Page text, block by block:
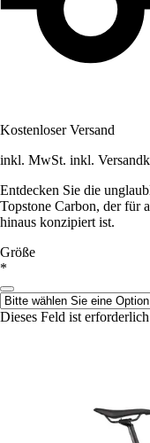
Kostenloser Versand
inkl. MwSt. inkl.
Entdecken Sie die
Topstone Carbon, der für
hinaus konzipiert ist.
Größe
*
Dieses Feld ist erforderlich